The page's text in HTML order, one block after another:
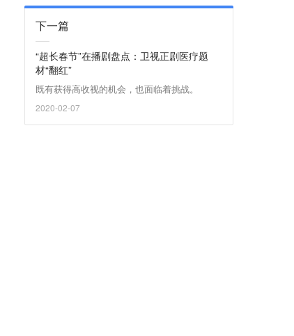
下一篇
“超长春节”在播剧盘点：卫视正剧医疗题
材“翻红”
既有获得高收视的机会，也面临着挑战。
2020-02-07